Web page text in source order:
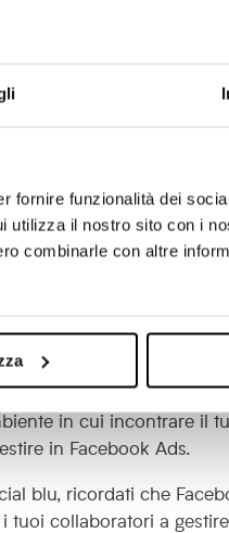
fornire funzionalità dei
utilizza il nostro sito con i
combinarle con altre
investi in ADS rimani
ormai una piccola
in cui incontrare il
in Facebook Ads.
blu, ricordati che
tuoi collaboratori a